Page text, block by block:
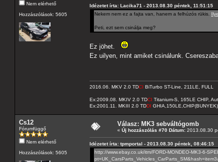
Nem elérhető
Hozzászólások: 5605
Idézetet írta: Lacika71 - 2013.08.30 péntek, 11:51:15
Nekem nem ez a fajta van, hanem a felhúzós rükis.
Peti, ezt sem csinálja meg?
Ez jöhet.
Ez uilyen, mint amiket csinálunk.
2016.06. MKV 2.0 TDCI BiTurbo ST-Line, 211LE, FULL
Ex:2009.08. MKIV 2.0 TDCI Titanium-S, 165LE CHIP,
Ex:2001.11. MKIII 2.0 TDDI
Cs12
Fórumfüggő
Nem elérhető
Hozzászólások: 5605
Válasz: MK3 sebváltógomb
« Új hozzászólás #70 Dátum: 2013.08.30
Idézetet írta: tpmportal - 2013.08.30 péntek, 08:46:15
http://www.ebay.co.uk/itm/FORD-MONDEO-MK3-6-